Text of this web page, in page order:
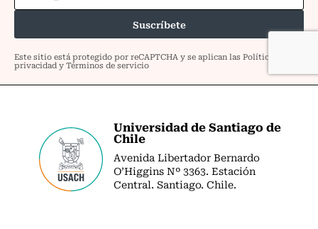
Universidad de Santiago de
Chile
Avenida Libertador Bernardo
O’Higgins Nº 3363. Estación
Central. Santiago. Chile.